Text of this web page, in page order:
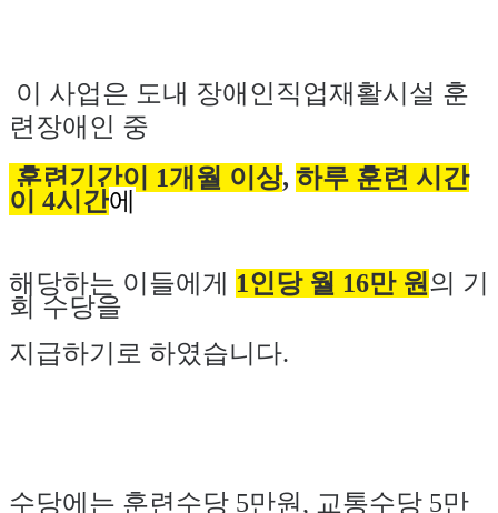
이 사업은 도내 장애인직업재활시설 훈
련장애인 중
훈련기간이 1개월 이상, 하루 훈련 시간
이 4시간에
해당하는 이들에게 1인당 월 16만 원의 기
회 수당을
지급하기로 하였습니다.
수당에는 훈련수당 5만원 , 교통수당 5만